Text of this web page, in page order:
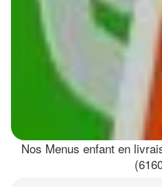
Nos Menus enfant en